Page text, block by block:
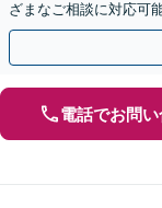
ざまなご相談に対応可
中国語、タイ語等対応
電話でお問